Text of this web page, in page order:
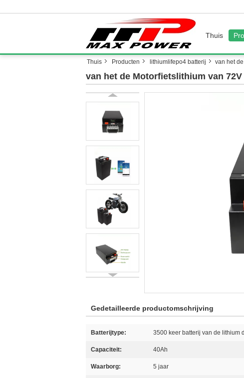
Thuis
Thuis Producten lithiumlifepo4 batterij van het
van het de Motorfietslithium van
Gedetailleerde productomschrijving
Batterijtype: 3500 keer batterij van de lithium
Capaciteit: 40Ah
Waarborg: 5 jaar